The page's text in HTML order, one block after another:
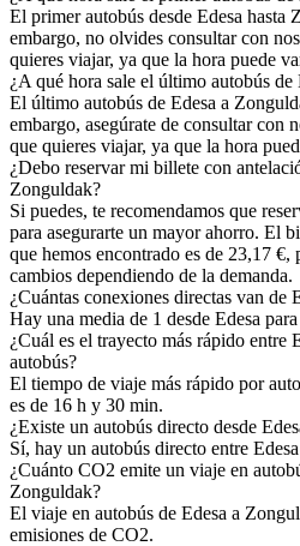
El primer autobús desde Edesa hasta
embargo, no olvides consultar con
quieres viajar, ya que la hora puede
¿A qué hora sale el último autobús
El último autobús de Edesa a
embargo, asegúrate de consultar con
que quieres viajar, ya que la hora
¿Debo reservar mi billete con
Zonguldak?
Si puedes, te recomendamos que
para asegurarte un mayor ahorro. El
que hemos encontrado es de 23,17 €,
cambios dependiendo de la demanda.
¿Cuántas conexiones directas van de
Hay una media de 1 desde Edesa
¿Cuál es el trayecto más rápido entre
autobús?
El tiempo de viaje más rápido por
es de 16 h y 30 min.
¿Existe un autobús directo desde
Sí, hay un autobús directo entre
¿Cuánto CO2 emite un viaje en
Zonguldak?
El viaje en autobús de Edesa a
emisiones de CO2.